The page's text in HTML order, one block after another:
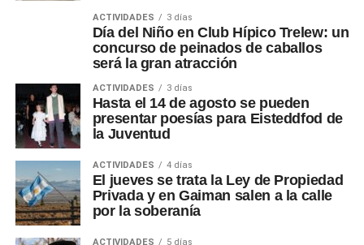
ACTIVIDADES 3 días
Día del Niño en Club Hípico Trelew: un
concurso de peinados de caballos
será la gran atracción
ACTIVIDADES 3 días
Hasta el 14 de agosto se pueden
presentar poesías para Eisteddfod de
la Juventud
ACTIVIDADES 4 días
El jueves se trata la Ley de Propiedad
Privada y en Gaiman salen a la calle
por la soberanía
ACTIVIDADES 5 días